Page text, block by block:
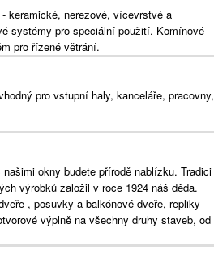
keramické, nerezové, vícevrstvé a
systémy pro speciální použití. Komínové
pro řízené větrání.
pro vstupní haly, kanceláře, pracovny,
okny budete přírodě nablízku. Tradici
výrobků založil v roce 1924 náš děda.
, posuvky a balkónové dveře, repliky
výplně na všechny druhy staveb, od